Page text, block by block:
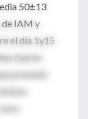
50±13
de IAM y
el día 1y15
fueron
presentó